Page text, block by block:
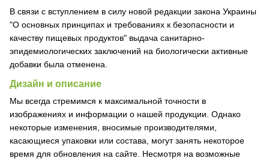
В связи с вступлением в силу новой редакции закона Украины
"О основных принципах и требованиях к безопасности и
качеству пищевых продуктов" выдача санитарно-
эпидемиологических заключений на биологически активные
добавки была отменена.
Дизайн и описание
Мы всегда стремимся к максимальной точности в
изображениях и информации о нашей продукции. Однако
некоторые изменения, вносимые производителями,
касающиеся упаковки или состава, могут занять некоторое
время для обновления на сайте. Несмотря на возможные